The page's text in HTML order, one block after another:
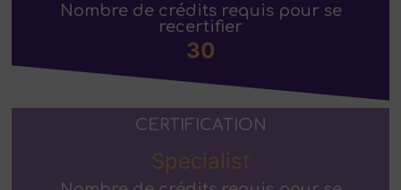
Nombre de crédits requis pour se
recertifier
30
CERTIFICATION
Specialist